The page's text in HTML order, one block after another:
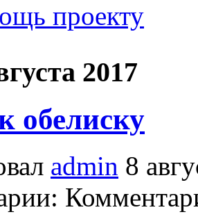
проекту
2017
обелиску
admin 8